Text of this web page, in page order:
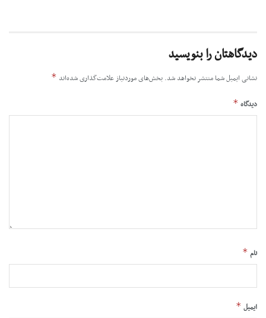
دیدگاهتان را بنویسید
نشانی ایمیل شما منتشر نخواهد شد. بخش‌های موردنیاز علامت‌گذاری شده‌اند *
دیدگاه *
نام *
ایمیل *